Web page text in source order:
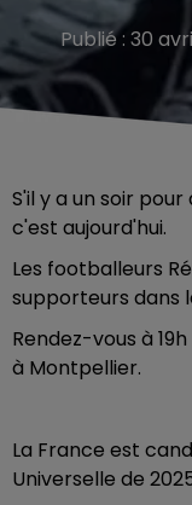
Publié : 30
S'il y a un soir
c'est aujourd'hui.
Les footballeurs
supporteurs dans
Rendez-vous à
à Montpellier.
La France est
Universelle de